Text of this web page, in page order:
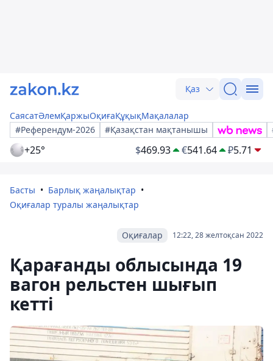
Қаз
СаясатӘлемҚаржыОқиғаҚұқықМақалалар
#Референдум-2026
#Қазақстан мақтанышы
+25° $469.93 €541.64 ₽5.71
Басты
Барлық жаңалықтар
Оқиғалар туралы жаңалықтар
12:22, 28 желтоқсан 2022
Оқиғалар
Қарағанды ​​облысында 19
вагон рельстен шығып
кетті